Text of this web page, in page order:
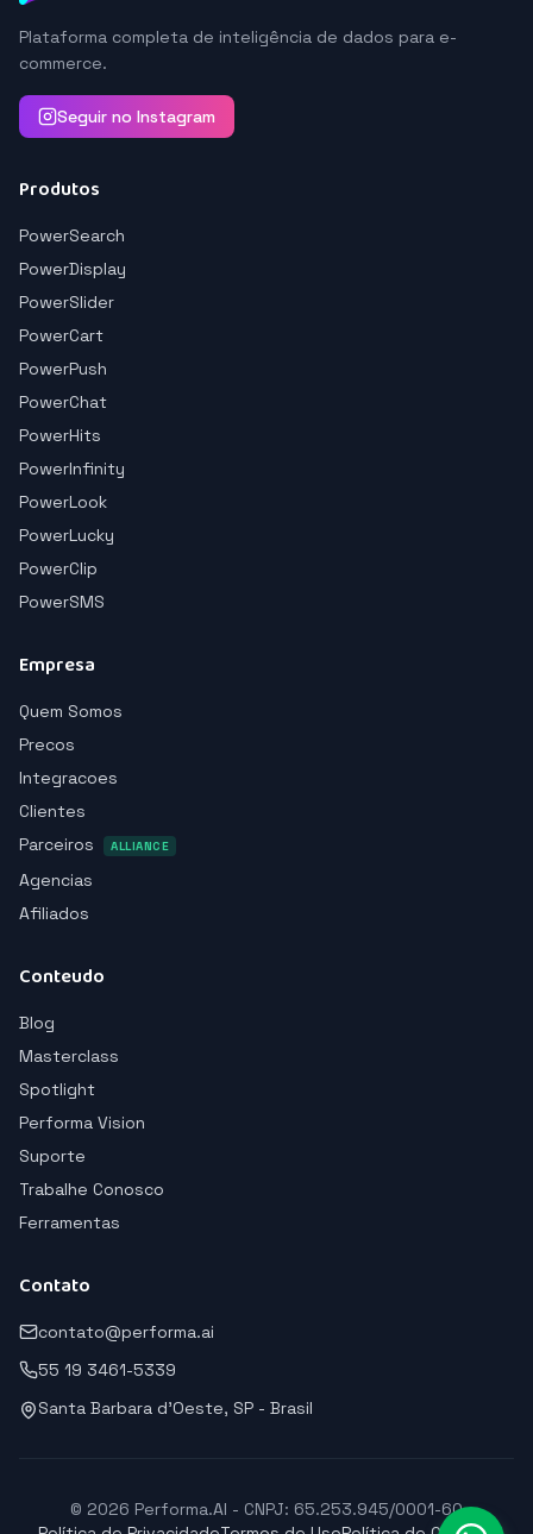
Plataforma completa de inteligência de dados para e-
commerce.
Seguir no Instagram
Produtos
PowerSearch
PowerDisplay
PowerSlider
PowerCart
PowerPush
PowerChat
PowerHits
PowerInfinity
PowerLook
PowerLucky
PowerClip
PowerSMS
Empresa
Quem Somos
Precos
Integracoes
Clientes
Parceiros
ALLIANCE
Agencias
Afiliados
Conteudo
Blog
Masterclass
Spotlight
Performa Vision
Suporte
Trabalhe Conosco
Ferramentas
Contato
contato@performa.ai
55 19 3461-5339
Santa Barbara d'Oeste, SP - Brasil
© 2026 Performa.AI - CNPJ: 65.253.945/0001-60